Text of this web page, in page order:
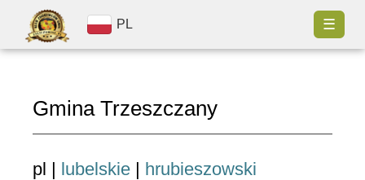
PL ☰
Gmina Trzeszczany
pl | lubelskie | hrubieszowski